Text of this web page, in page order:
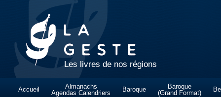
Les livres de nos régions
Accueil
Almanachs
Agendas Calendriers
Baroque
Baroque
(Grand Format)